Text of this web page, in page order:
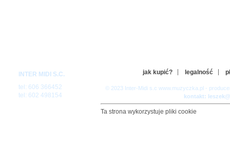
INTER MIDI S.C.
tel: 606 366452
tel: 602 498154
jak kupić? legalność
© 2023 Inter-Midi s.c www.muzyczka.pl -
kontakt:
Ta strona wykorzystuje pliki cookie